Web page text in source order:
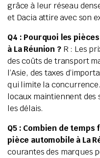
grâce à leur réseau
et Dacia attire avec son
Q4 : Pourquoi les
à La Réunion ?R : Les
des coûts de transport
l’Asie, des taxes
qui limite la
locaux maintiennent
les délais.
Q5 : Combien de
pièce automobile à La
courantes des marques